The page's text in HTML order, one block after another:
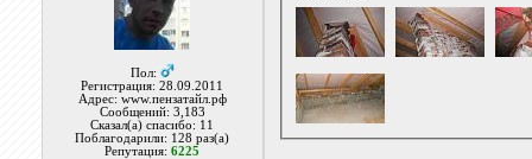
Пол:
Регистрация: 28.09.2011
Адрес: www.пензатайл.рф
Сообщений: 3,183
Сказал(а) спасибо: 11
Поблагодарили: 128 раз(а)
Репутация:6225